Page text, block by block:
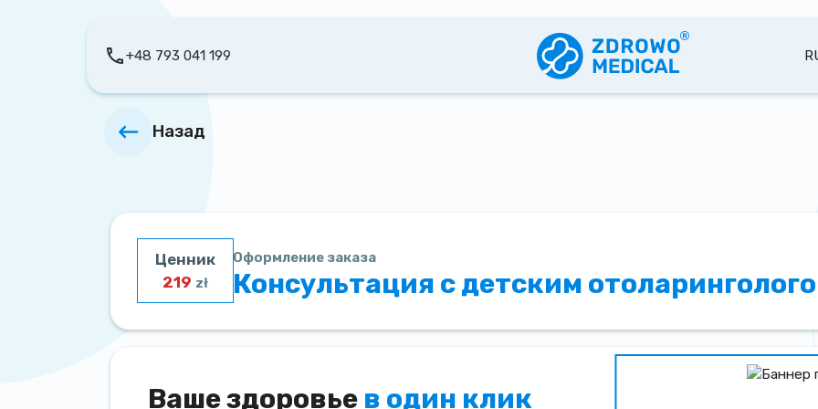
+48 793 041 199
Назад
Ценник
219 zł
Оформление заказа
Консультация с детским
Ваше здоровье в один клик